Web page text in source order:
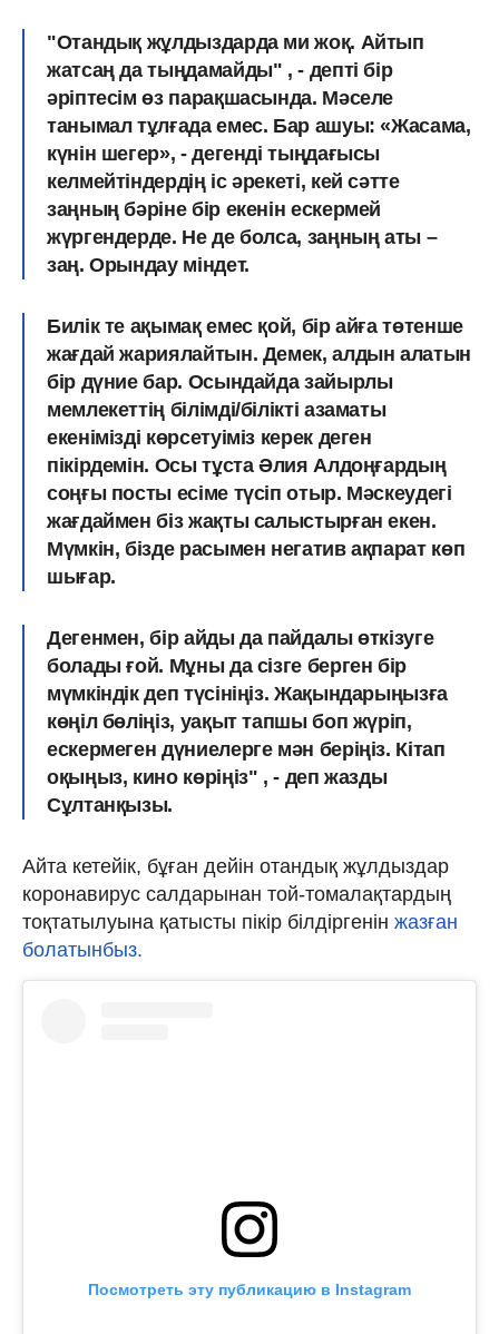
"Отандық жұлдыздарда ми жоқ. Айтып
жатсаң да тыңдамайды" , - депті бір
әріптесім өз парақшасында. Мәселе
танымал тұлғада емес. Бар ашуы: «Жасама,
күнін шегер», - дегенді тыңдағысы
келмейтіндердің іс әрекеті, кей сәтте
заңның бәріне бір екенін ескермей
жүргендерде. Не де болса, заңның аты –
заң. Орындау міндет.
Билік те ақымақ емес қой, бір айға төтенше
жағдай жариялайтын. Демек, алдын алатын
бір дүние бар. Осындайда зайырлы
мемлекеттің білімді/білікті азаматы
екенімізді көрсетуіміз керек деген
пікірдемін. Осы тұста Әлия Алдоңғардың
соңғы посты есіме түсіп отыр. Мәскеудегі
жағдаймен біз жақты салыстырған екен.
Мүмкін, бізде расымен негатив ақпарат көп
шығар.
Дегенмен, бір айды да пайдалы өткізуге
болады ғой. Мұны да сізге берген бір
мүмкіндік деп түсініңіз. Жақындарыңызға
көңіл бөліңіз, уақыт тапшы боп жүріп,
ескермеген дүниелерге мән беріңіз. Кітап
оқыңыз, кино көріңіз" , - деп жазды
Сұлтанқызы.
Айта кетейік, бұған дейін отандық жұлдыздар
коронавирус салдарынан той-томалақтардың
тоқтатылуына қатысты пікір білдіргенін жазған
болатынбыз.
Посмотреть эту публикацию в Instagram